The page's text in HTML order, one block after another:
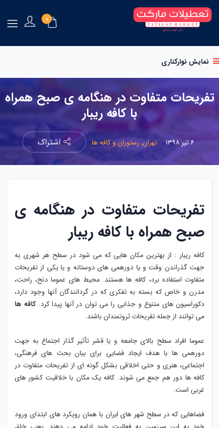
0
نمایش نوارکناری
تفریحات متفاوت در هنگامه ی صبح همراه
با کافه ریبار
۶ تیر ۱۳۹۸ تهران, رستوران و کافه ها اشتراک
تفریحات متفاوت در هنگامه ی
صبح همراه با کافه ریبار
کافه ریبار : از بهترین مکان هایی که می شود در سطح هر شهری به
جهت گذراندن وقت و یا دورهمی ‌های دوستانه و یا یکی از تفریحات
متفاوت استفاده برد، کافه ها هستند. محیط ‌های عموما دنج، راحت،
مدرن و خاص که بسته به تفکری که در گردانندگان آنها وجود دارد،
دکوراسیون های متنوع و جذابی را می توان در آنها پیدا کرد.کافه ها
می توانند از جمله تفریحات ثروتمندان باشند.
عموما افراد سطح بالای جامعه و یا قشر تأثیر گذار اجتماع به جهت
دورهمی ها با هدف ایجاد فضایی برای بیان بحث های فرهنگی،
اجتماعی، هنری و حتی اخلاقی بشکل گونه ای از تفریحات متفاوت در
کافه ها دور هم جمع می شوند. کافه یک مکان با خلاقیت کشور های
غربی است.
فضاهایی که در سطح شهر های ایران با همان رویکرد های ابتدای ورود